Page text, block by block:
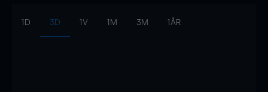
1D 3D 1V 1M 3M 1ÅR